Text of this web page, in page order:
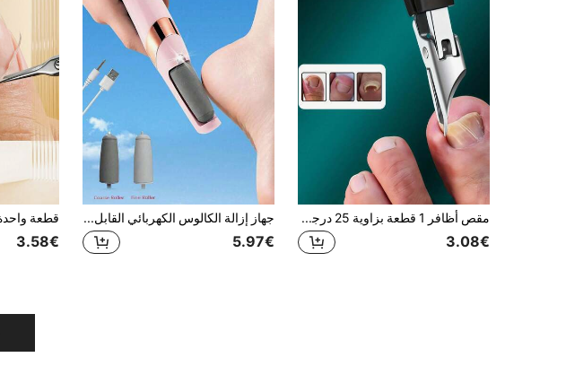
مقص أظافر 1 قطعة بزاوية 25 درجة حاد للغاية، مقص من الفولاذ المقاوم للصدأ عالي الدقة مناسب للأظافر السميكة والمتشققة، مقبض مضاد للرذاذ ناعم مناسب لتقليم أظافر كبار السن
3.08€
جهاز إزالة الكالوس الكهربائي القابل للشحن عبر USB، بسرعتين، مع إضاءة LED وأسطوانة استبدال، فرشاة قدم محمولة متينة، مناسبة للجلد الميت والجلد الجاف/المتشقق والصلب والكالوس، مثالية للمنزل والسفر، هدية مثالية لعيد الهالوين/عيد الميلاد للرجال والنساء، هدية العناية الذاتية
5.97€
3.58€